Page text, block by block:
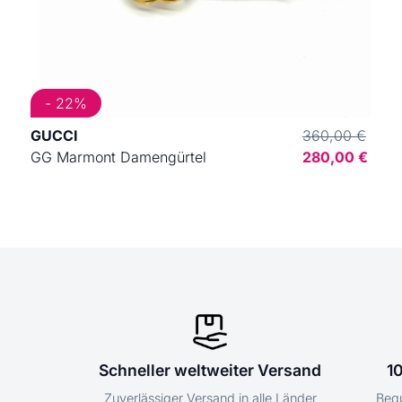
GUCCI
GG Marmont Damengürtel
360,00 €
280,00 €
- 22%
Schneller weltweiter Versand
Zuverlässiger Versand in alle Länder